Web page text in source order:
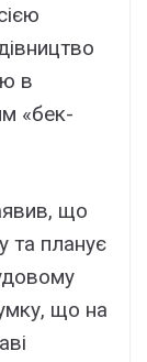
в
«бек-
що
та планує
що на